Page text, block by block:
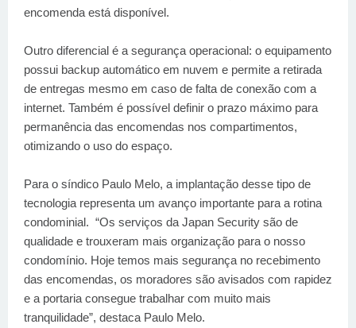
encomenda está disponível.
Outro diferencial é a segurança operacional: o equipamento
possui backup automático em nuvem e permite a retirada
de entregas mesmo em caso de falta de conexão com a
internet. Também é possível definir o prazo máximo para
permanência das encomendas nos compartimentos,
otimizando o uso do espaço.
Para o síndico Paulo Melo, a implantação desse tipo de
tecnologia representa um avanço importante para a rotina
condominial. “Os serviços da Japan Security são de
qualidade e trouxeram mais organização para o nosso
condomínio. Hoje temos mais segurança no recebimento
das encomendas, os moradores são avisados com rapidez
e a portaria consegue trabalhar com muito mais
tranquilidade”, destaca Paulo Melo.